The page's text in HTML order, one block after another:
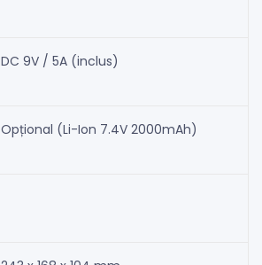
DC 9V / 5A (inclus)
Opțional (Li-Ion 7.4V 2000mAh)